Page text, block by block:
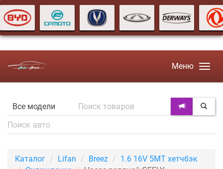
Меню
Каталог Lifan Breez
1.6 16V 5MT хетчбэк